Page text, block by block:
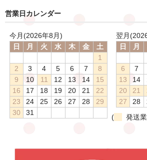
営業日カレンダー
今月(2026年8月)
日
月 火 水 木 金
土
1
2
3 4 5 6 7
8
9
10 11 12 13 14
15
16
17 18 19 20 21
22
23
24 25 26 27 28
29
30
31
翌月
日
月
6
7
13
14
20
21
27
28
(
発送